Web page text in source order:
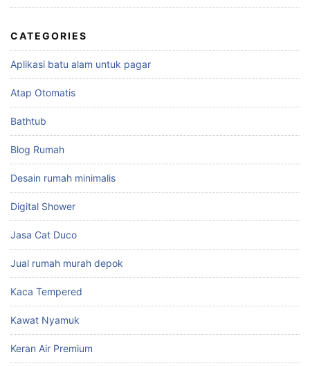
CATEGORIES
Aplikasi batu alam untuk pagar
Atap Otomatis
Bathtub
Blog Rumah
Desain rumah minimalis
Digital Shower
Jasa Cat Duco
Jual rumah murah depok
Kaca Tempered
Kawat Nyamuk
Keran Air Premium